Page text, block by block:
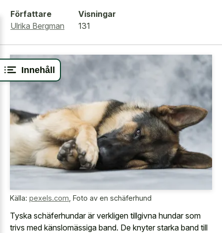
Innehåll
Författare
Ulrika Bergman
Visningar
131
Källa: pexels.com Foto av en schäferhund
Tyska schäferhundar är verkligen tillgivna hundar som
trivs med känslomässiga band. De knyter starka band till